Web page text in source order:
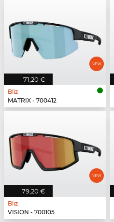
71,20 €
Bliz
MATRIX - 700412
79,20 €
Bliz
VISION - 700105